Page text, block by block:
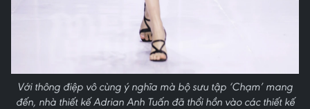
Với thông điệp vô cùng ý nghĩa mà bộ sưu tập ‘Chạm’ mang
đến, nhà thiết kế Adrian Anh Tuấn đã thổi hồn vào các thiết kế